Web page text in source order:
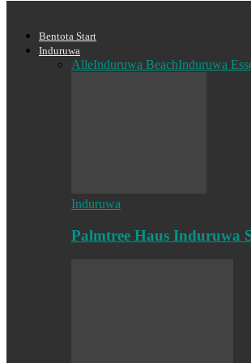
Bentota Start
Induruwa
AlleInduruwa BeachInduruwa
Induruwa
Palmtree Haus Induruwa